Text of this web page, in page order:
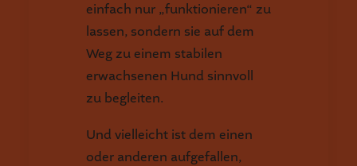
einfach nur „funktionieren“ zu
lassen, sondern sie auf dem
Weg zu einem stabilen
erwachsenen Hund sinnvoll
zu begleiten.
Und vielleicht ist dem einen
oder anderen aufgefallen,